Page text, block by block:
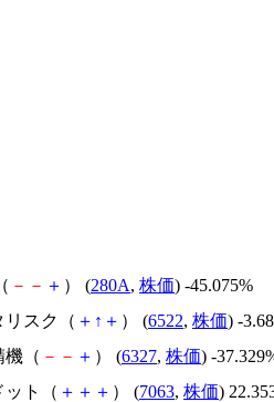
－ － ＋ ） (280A, 株価) -45.075%
リスク（ ＋ ↑ ＋ ） (6522, 株価) -
機（ － － ＋ ） (6327, 株価) -
ット（ ＋ ＋ ＋ ） (7063, 株価)